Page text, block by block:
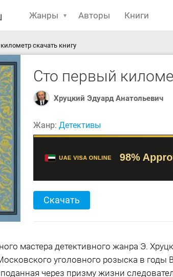
Жанры Авторы Книги
скачать книгу
Сто первый
Хруцкий Эдуард Анатольевич
Жанр: Детективы
Скачать
мастера детективного жанра Э.
уголовного розыска в годы
через призму жизни